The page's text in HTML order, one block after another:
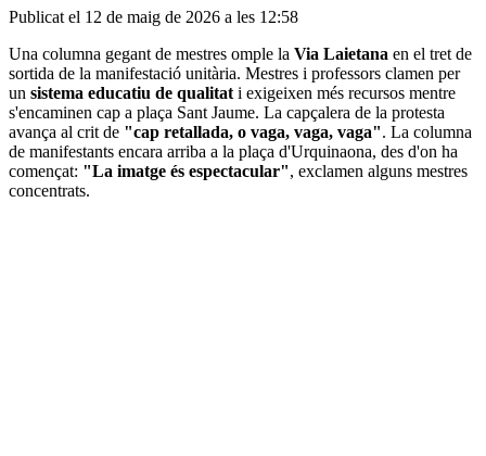
Publicat el 12 de maig de 2026 a les 12:58
Una columna gegant de mestres omple la Via Laietana en el tret de
sortida de la manifestació unitària. Mestres i professors clamen per
un sistema educatiu de qualitat i exigeixen més recursos mentre
s'encaminen cap a plaça Sant Jaume. La capçalera de la protesta
avança al crit de "cap retallada, o vaga, vaga, vaga". La columna
de manifestants encara arriba a la plaça d'Urquinaona, des d'on ha
començat: "La imatge és espectacular", exclamen alguns mestres
concentrats.